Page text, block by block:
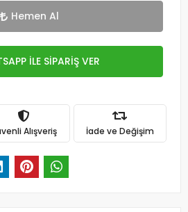
Hemen Al
İLE SİPARİŞ VER
Alışveriş İade ve Değişim